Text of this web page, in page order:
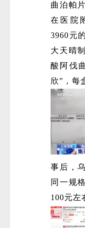
曲泊帕
在医院
3960元
大天晴
酸阿伐
欣”，每
事后，
同一规
100元左